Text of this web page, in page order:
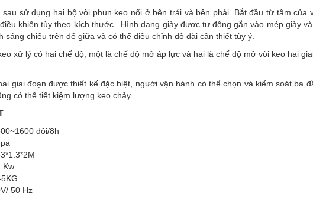
sử dụng hai bộ vòi phun keo nổi ở bên trái và bên phải. Bắt đầu từ tâm
khiển tùy theo kích thước. Hình dạng giày được tự động gắn vào mép giày
sáng chiếu trên đế giữa và có thể điều chỉnh độ dài cần thiết tùy ý.
xử lý có hai chế độ, một là chế độ mở áp lực và hai là chế độ mở vòi keo hai
giai đoạn được thiết kế đặc biệt, người vận hành có thể chọn và kiểm soát ba
có thể tiết kiệm lượng keo chảy.
đôi/8h
Hz